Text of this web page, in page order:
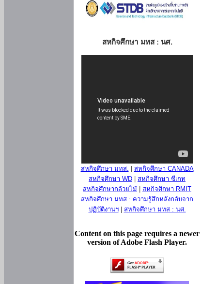
สหกิจศึกษา มทส : นศ.
สหกิจศึกษา มทส.
สหกิจศึกษา CANADA
สหกิจศึกษา WD
สหกิจศึกษา ซีเกท
สหกิจศึกษากล้วยไม้
สหกิจศึกษา RMIT
สหกิจศึกษา มทส : ความรู้สึกหลังกลับจาก
ปฏิบัติงานฯ| สหกิจศึกษา มทส : นศ.
Content on this page requires a newer
version of Adobe Flash Player.